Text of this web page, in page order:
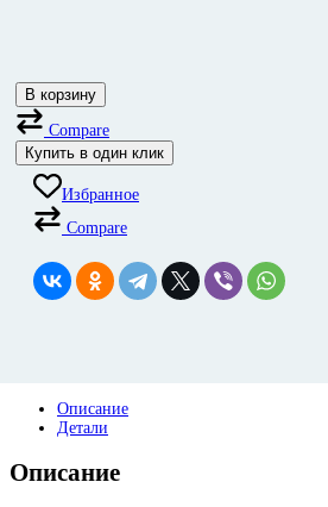
В корзину
Compare
Купить в один клик
Избранное
Compare
Описание
Детали
Описание